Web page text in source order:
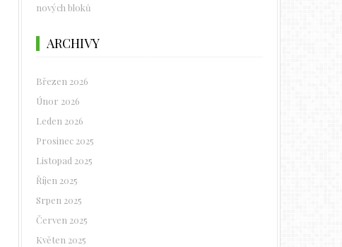
nových bloků
ARCHIVY
Březen 2026
Únor 2026
Leden 2026
Prosinec 2025
Listopad 2025
Říjen 2025
Srpen 2025
Červen 2025
Květen 2025